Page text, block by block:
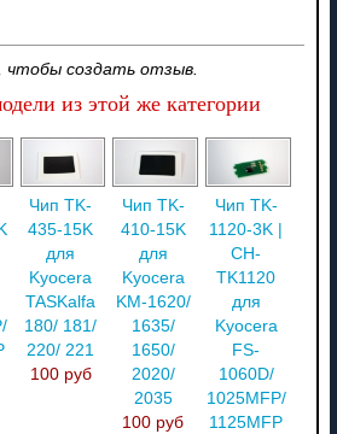
чтобы создать отзыв.
из этой же категории
Чип TK-
435-15K
для
Kyocera
TASKalfa
180/ 181/
220/ 221
100 руб
Чип TK-
410-15K
для
Kyocera
KM-1620/
1635/
1650/
2020/
2035
100 руб
Чип TK-
1120-3K |
CH-
TK1120
для
Kyocera
FS-
1060D/
1025MFP/
1125MFP